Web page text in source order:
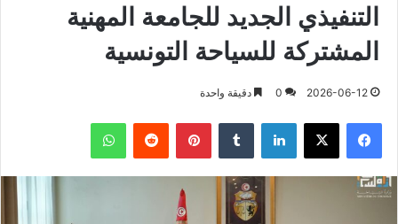
التنفيذي الجديد للجامعة المهنية
المشتركة للسياحة التونسية
2026-06-12
0 دقيقة واحدة
فيسبوك X لينكدإن بينتيريست واتساب